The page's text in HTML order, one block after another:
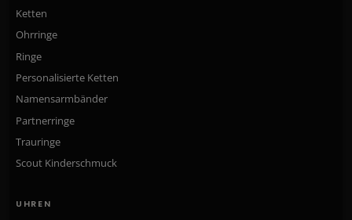
Ketten
Ohrringe
Ringe
Personalisierte Ketten
Namensarmbänder
Partnerringe
Trauringe
Scout Kinderschmuck
UHREN